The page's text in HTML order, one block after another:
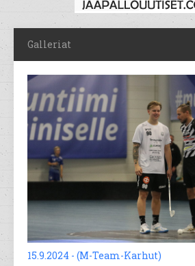
Galleriat
15.9.2024 - (M-Team-Karhut)